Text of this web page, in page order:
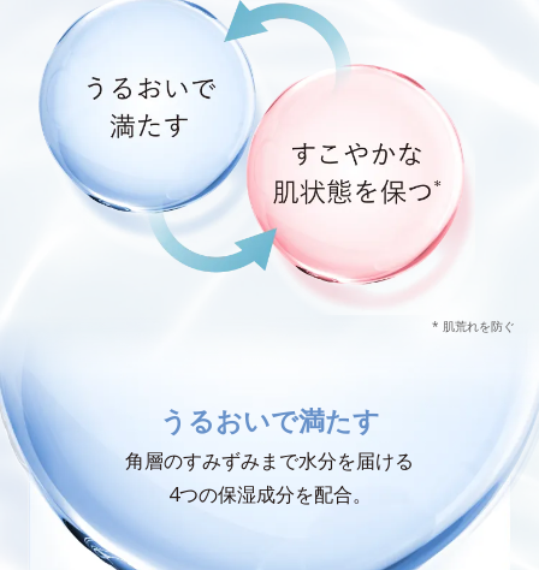
* 肌荒れを防ぐ
うるおいで満たす
角層のすみずみまで水分を届ける
4つの保湿成分を配合。